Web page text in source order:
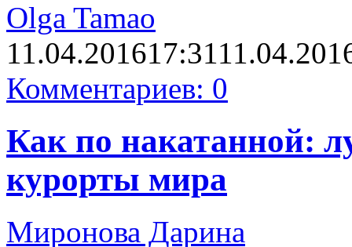
Olga Tamao
11.04.201617:31
Комментариев: 0
Как по накатанной:
курорты мира
Миронова Дарина